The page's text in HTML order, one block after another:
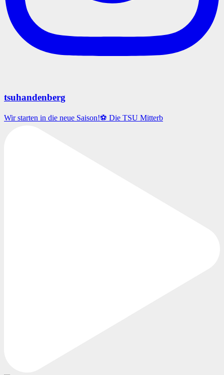
tsuhandenberg
Wir starten in die neue Saison!⚽️ Die TSU Mitterb